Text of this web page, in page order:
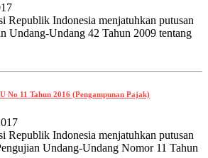
Republik Indonesia menjatuhkan putusan
Undang-Undang 42 Tahun 2009 tentang
No 11 Tahun 2016 (Pengampunan Pajak)
Republik Indonesia menjatuhkan putusan
Undang-Undang Nomor 11 Tahun